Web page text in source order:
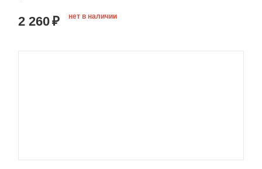
2 260₽ нет в наличии